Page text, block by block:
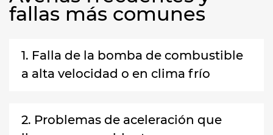
fallas más comunes
1. Falla de la bomba de combustible
a alta velocidad o en clima frío
2. Problemas de aceleración que